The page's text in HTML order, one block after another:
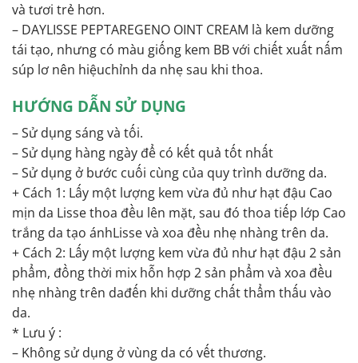
và tươi trẻ hơn.
– DAYLISSE PEPTAREGENO OINT CREAM là kem dưỡng
tái tạo, nhưng có màu giống kem BB với chiết xuất nấm
súp lơ nên hiệuchỉnh da nhẹ sau khi thoa.
HƯỚNG DẪN SỬ DỤNG
– Sử dụng sáng và tối.
– Sử dụng hàng ngày để có kết quả tốt nhất
– Sử dụng ở bước cuối cùng của quy trình dưỡng da.
+ Cách 1: Lấy một lượng kem vừa đủ như hạt đậu Cao
mịn da Lisse thoa đều lên mặt, sau đó thoa tiếp lớp Cao
trắng da tạo ánhLisse và xoa đều nhẹ nhàng trên da.
+ Cách 2: Lấy một lượng kem vừa đủ như hạt đậu 2 sản
phẩm, đồng thời mix hỗn hợp 2 sản phẩm và xoa đều
nhẹ nhàng trên dađến khi dưỡng chất thẩm thấu vào
da.
* Lưu ý :
– Không sử dụng ở vùng da có vết thương.